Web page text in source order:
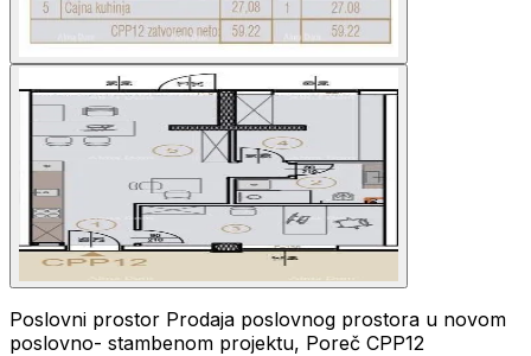
Poslovni prostor Prodaja poslovnog prostora u novom
poslovno- stambenom projektu, Poreč CPP12